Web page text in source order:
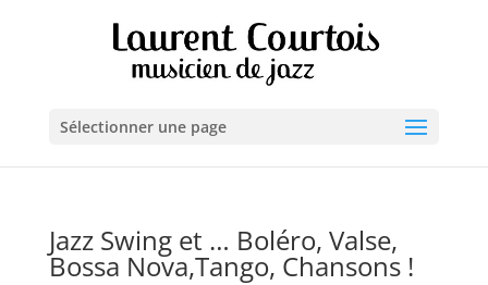
Sélectionner une page
Jazz Swing et … Boléro, Valse,
Bossa Nova,Tango, Chansons !